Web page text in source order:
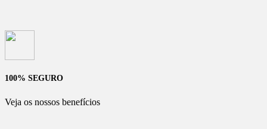
100% SEGURO
Veja os nossos benefícios